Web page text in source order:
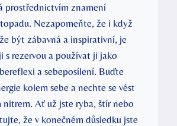
prostřednictvím znamení
Nezapomeňte, že i když
být zábavná a inspirativní, je
s rezervou a používat ji jako
a sebeposílení. Buďte
kolem sebe a nechte se vést
nitrem. Ať už jste ryba, štír nebo
že v konečném důsledku jste